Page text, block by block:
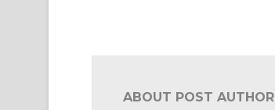
ABOUT POST AUTHOR